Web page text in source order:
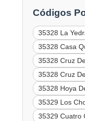
Códigos
35328 La
35328 Casa
35328 Cruz
35328 Cruz
35328 Hoya
35329 Los
35329 Cuatro